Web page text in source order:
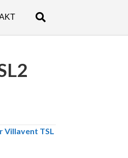
Villavent TSL